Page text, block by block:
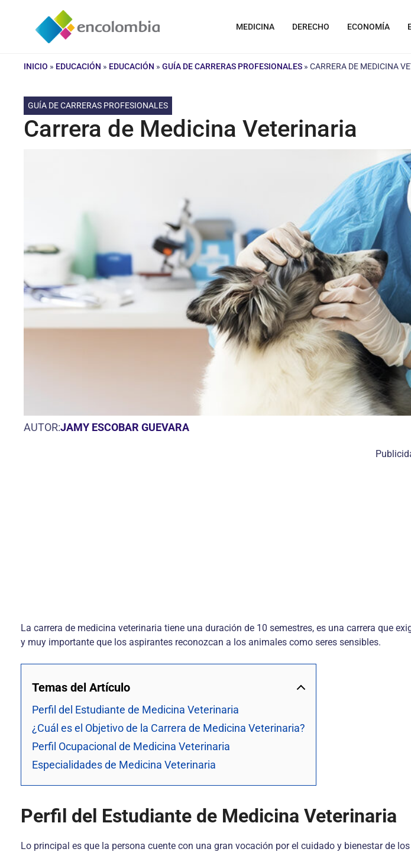
contenido
MEDICINA DERECHO ECONOMÍA
INICIO » EDUCACIÓN » EDUCACIÓN » GUÍA DE CARRERAS PROFESIONALES » CARRERA DE MEDICINA
GUÍA DE CARRERAS PROFESIONALES
Carrera de Medicina Veterinaria
AUTOR:JAMY ESCOBAR GUEVARA
La carrera de medicina veterinaria tiene una duración de 10 semestres, es una carrera que
y muy importante que los aspirantes reconozcan a los animales como seres sensibles.
Temas del Artículo
Perfil del Estudiante de Medicina Veterinaria
¿Cuál es el Objetivo de la Carrera de Medicina Veterinaria?
Perfil Ocupacional de Medicina Veterinaria
Especialidades de Medicina Veterinaria
Perfil del Estudiante de Medicina Veterinaria
Lo principal es que la persona cuente con una gran vocación por el cuidado y bienestar de